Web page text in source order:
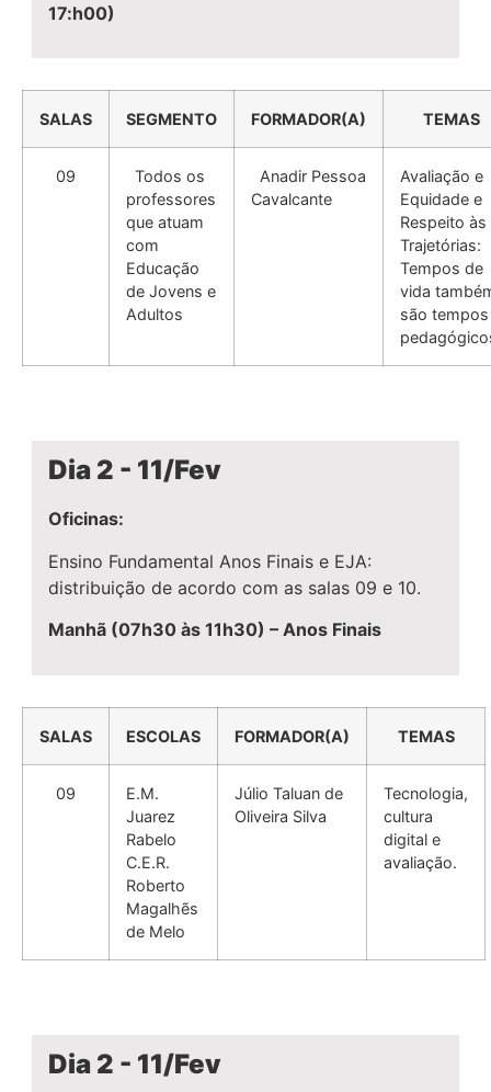
17:h00)
SALAS SEGMENTO FORMADOR(A) TEMAS
09
Todos os
professores
que atuam
com
Educação
de Jovens e
Adultos
Anadir Pessoa
Cavalcante
Avaliação e
Equidade e
Respeito às
Trajetórias:
Tempos de
vida
são tempos
Dia 2 - 11/Fev
Oficinas:
Ensino Fundamental Anos Finais e EJA:
distribuição de acordo com as salas 09 e 10.
Manhã (07h30 às 11h30) – Anos Finais
SALAS ESCOLAS FORMADOR(A) TEMAS
09
E.M.
Juarez
Rabelo
C.E.R.
Roberto
Magalhẽs
de Melo
Júlio Taluan de
Oliveira Silva
Tecnologia,
cultura
digital e
avaliação.
Dia 2 - 11/Fev